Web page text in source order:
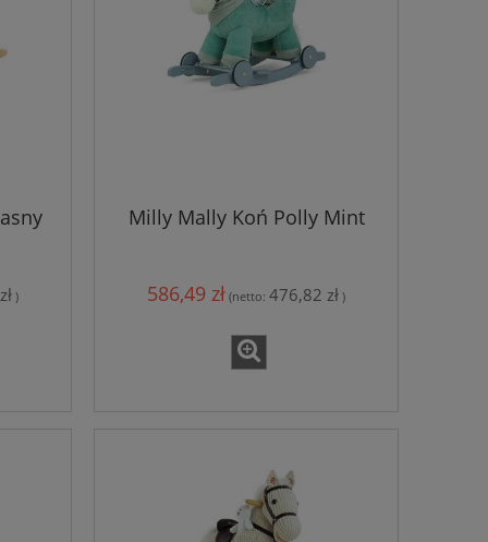
)
Milly Mally Koń Polly Mint
586,49 zł (netto: 476,82 zł )